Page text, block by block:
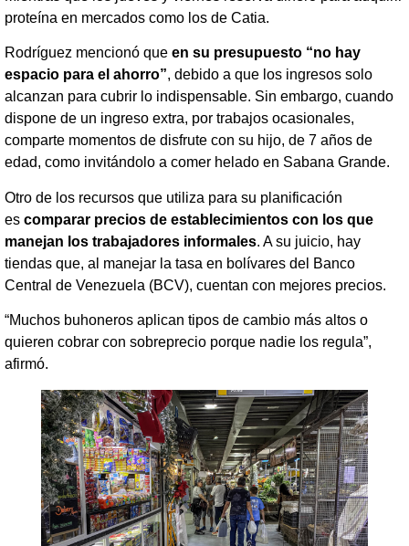
proteína en mercados como los de Catia.
Rodríguez mencionó que en su presupuesto “no hay
espacio para el ahorro”, debido a que los ingresos solo
alcanzan para cubrir lo indispensable. Sin embargo, cuando
dispone de un ingreso extra, por trabajos ocasionales,
comparte momentos de disfrute con su hijo, de 7 años de
edad, como invitándolo a comer helado en Sabana Grande.
Otro de los recursos que utiliza para su planificación
es comparar precios de establecimientos con los que
manejan los trabajadores informales. A su juicio, hay
tiendas que, al manejar la tasa en bolívares del Banco
Central de Venezuela (BCV), cuentan con mejores precios.
“Muchos buhoneros aplican tipos de cambio más altos o
quieren cobrar con sobreprecio porque nadie los regula”,
afirmó.